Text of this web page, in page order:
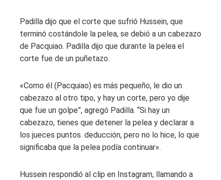
Padilla dijo que el corte que sufrió Hussein, que
terminó costándole la pelea, se debió a un cabezazo
de Pacquiao. Padilla dijo que durante la pelea el
corte fue de un puñetazo.
«Como él (Pacquiao) es más pequeño, le dio un
cabezazo al otro tipo, y hay un corte, pero yo dije
que fue un golpe”, agregó Padilla. “Si hay un
cabezazo, tienes que detener la pelea y declarar a
los jueces puntos. deducción, pero no lo hice, lo que
significaba que la pelea podía continuar».
Hussein respondió al clip en Instagram, llamando a